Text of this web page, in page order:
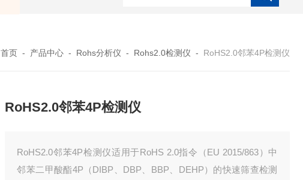
首页 - 产品中心 - Rohs分析仪 - Rohs2.0检测仪 - RoHS2.0邻苯4P检测仪
RoHS2.0邻苯4P检测仪
RoHS2.0邻苯4P检测仪适用于RoHS 2.0指令（EU 2015/863）中
邻苯二甲酸酯4P（DIBP、DBP、BBP、DEHP）的快速筛查检测